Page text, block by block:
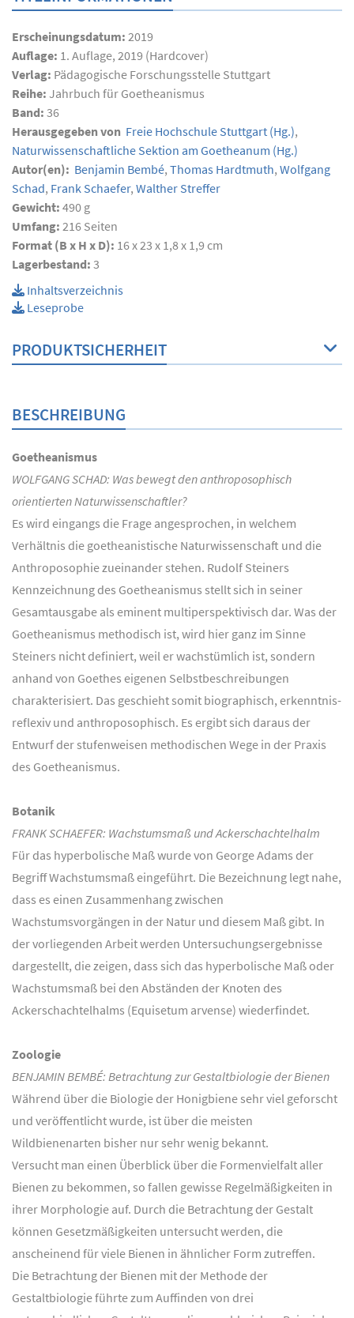
Erscheinungsdatum: 2019
Auflage: 1. Auflage, 2019 (Hardcover)
Verlag: Pädagogische Forschungsstelle Stuttgart
Reihe: Jahrbuch für Goetheanismus
Band: 36
Herausgegeben von Freie Hochschule Stuttgart (Hg.),
Naturwissenschaftliche Sektion am Goetheanum (Hg.)
Autor(en): Benjamin Bembé, Thomas Hardtmuth, Wolfgang
Schad, Frank Schaefer, Walther Streffer
Gewicht: 490 g
Umfang: 216 Seiten
Format (B x H x D): 16 x 23 x 1,8 x 1,9 cm
Lagerbestand: 3
Inhaltsverzeichnis
Leseprobe
PRODUKTSICHERHEIT
BESCHREIBUNG
Goetheanismus
WOLFGANG SCHAD: Was bewegt den anthroposophisch
orientierten Naturwissenschaftler?
Es wird eingangs die Frage angesprochen, in welchem
Verhältnis die goetheanistische Naturwissenschaft und die
Anthroposophie zueinander stehen. Rudolf Steiners
Kennzeichnung des Goetheanismus stellt sich in seiner
Gesamtausgabe als eminent multiperspektivisch dar. Was der
Goetheanismus methodisch ist, wird hier ganz im Sinne
Steiners nicht definiert, weil er wachstümlich ist, sondern
anhand von Goethes eigenen Selbstbeschreibungen
charakterisiert. Das geschieht somit biographisch, erkenntnis-
reflexiv und anthroposophisch. Es ergibt sich daraus der
Entwurf der stufenweisen methodischen Wege in der Praxis
des Goetheanismus.
Botanik
FRANK SCHAEFER: Wachstumsmaß und Ackerschachtelhalm
Für das hyperbolische Maß wurde von George Adams der
Begriff Wachstumsmaß eingeführt. Die Bezeichnung legt nahe,
dass es einen Zusammenhang zwischen
Wachstumsvorgängen in der Natur und diesem Maß gibt. In
der vorliegenden Arbeit werden Untersuchungsergebnisse
dargestellt, die zeigen, dass sich das hyperbolische Maß oder
Wachstumsmaß bei den Abständen der Knoten des
Ackerschachtelhalms (Equisetum arvense) wiederfindet.
Zoologie
BENJAMIN BEMBÉ: Betrachtung zur Gestaltbiologie der Bienen
Während über die Biologie der Honigbiene sehr viel geforscht
und veröffentlicht wurde, ist über die meisten
Wildbienenarten bisher nur sehr wenig bekannt.
Versucht man einen Überblick über die Formenvielfalt aller
Bienen zu bekommen, so fallen gewisse Regelmäßigkeiten in
ihrer Morphologie auf. Durch die Betrachtung der Gestalt
können Gesetzmäßigkeiten untersucht werden, die
anscheinend für viele Bienen in ähnlicher Form zutreffen.
Die Betrachtung der Bienen mit der Methode der
Gestaltbiologie führte zum Auffinden von drei